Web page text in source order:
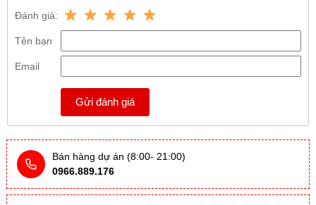
Đánh giá:
Tên bạn
Email
Gửi đánh giá
Bán hàng dự án (8:00- 21:00)
0966.889.176